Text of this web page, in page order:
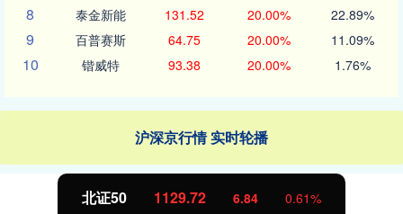
8 泰金新能 131.52 20.00% 22.89%
9 百普赛斯 64.75 20.00% 11.09%
10 锴威特 93.38 20.00% 1.76%
沪深京行情 实时轮播
创业板指 3577.20 61.64